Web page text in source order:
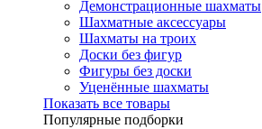
Демонстрационные шахматы
Шахматные аксессуары
Шахматы на троих
Доски без фигур
Фигуры без доски
Уценённые шахматы
Показать все товары
Популярные подборки